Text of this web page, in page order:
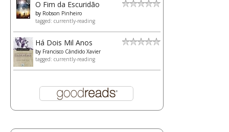
O Fim da Escuridão
by Robson Pinheiro
tagged: currently-reading
Há Dois Mil Anos
by Francisco Cândido Xavier
tagged: currently-reading